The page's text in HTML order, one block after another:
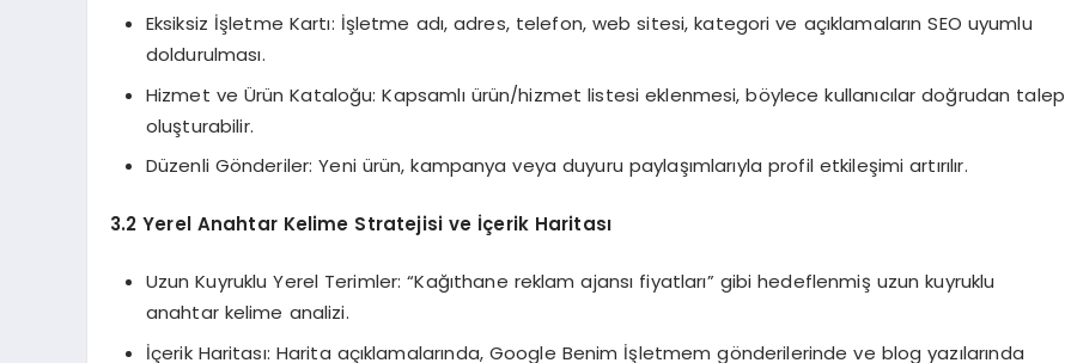
Eksiksiz İşletme Kartı: İşletme adı, adres, telefon, web sitesi, kategori ve açıklamaların SEO uyumlu
doldurulması.
Hizmet ve Ürün Kataloğu: Kapsamlı ürün/hizmet listesi eklenmesi, böylece kullanıcılar doğrudan talep
oluşturabilir.
Düzenli Gönderiler: Yeni ürün, kampanya veya duyuru paylaşımlarıyla profil etkileşimi artırılır.
3.2 Yerel Anahtar Kelime Stratejisi ve İçerik Haritası
Uzun Kuyruklu Yerel Terimler: “Kağıthane reklam ajansı fiyatları” gibi hedeflenmiş uzun kuyruklu
anahtar kelime analizi.
İçerik Haritası: Harita açıklamalarında, Google Benim İşletmem gönderilerinde ve blog yazılarında